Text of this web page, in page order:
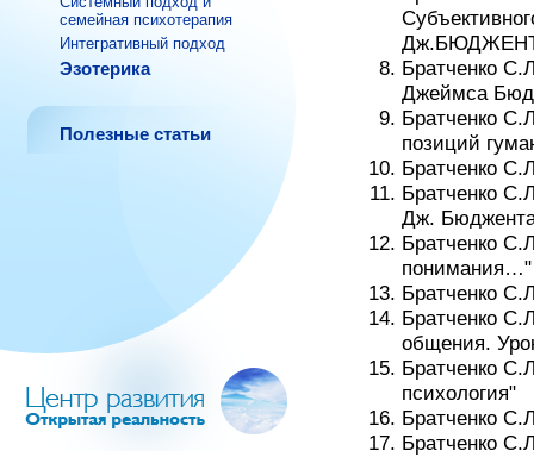
семейная психотерапия
Интегративный подход
Эзотерика
Полезные статьи
Братченко
Джеймса
Братченко
позиций
Братченко
Братченко
Дж.
Братченко
понимания…"
Братченко
Братченко
общения.
Братченко
психология"
Братченко
Братченко